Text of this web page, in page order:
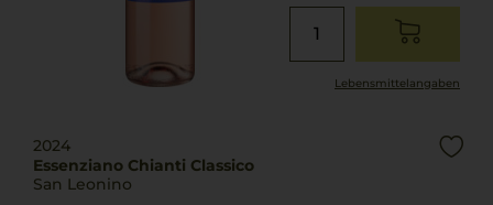
Lebensmittel­angaben
2024
Essenziano Chianti Classico
San Leonino